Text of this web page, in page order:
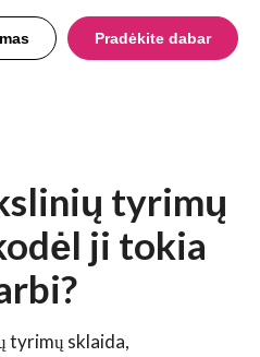
Pradėkite dabar
tyrimų
ji tokia
tyrimų sklaida,